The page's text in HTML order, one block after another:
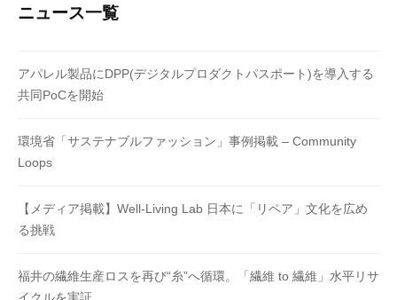
ニュース一覧
アパレル製品にDPP(デジタルプロダクトパスポート)を導入する
共同PoCを開始
環境省「サステナブルファッション」事例掲載 – Community
Loops
【メディア掲載】Well-Living Lab 日本に「リペア」文化を広め
る挑戦
福井の繊維生産ロスを再び“糸”へ循環。「繊維 to 繊維」水平リサ